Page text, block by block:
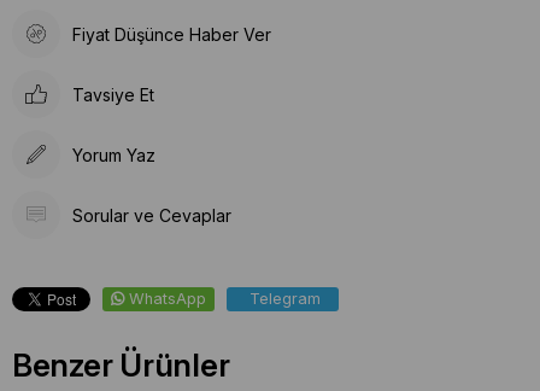
Fiyat Düşünce Haber Ver
Tavsiye Et
Yorum Yaz
Sorular ve Cevaplar
WhatsApp Telegram
Benzer Ürünler